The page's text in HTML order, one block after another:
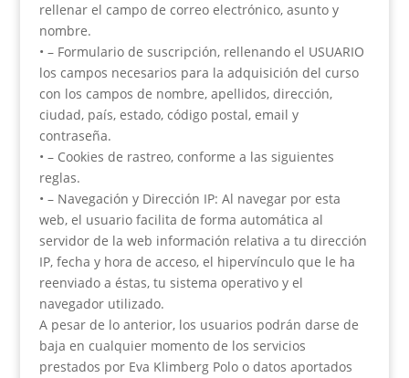
rellenar el campo de correo electrónico, asunto y
nombre.
• – Formulario de suscripción, rellenando el USUARIO
los campos necesarios para la adquisición del curso
con los campos de nombre, apellidos, dirección,
ciudad, país, estado, código postal, email y
contraseña.
• – Cookies de rastreo, conforme a las siguientes
reglas.
• – Navegación y Dirección IP: Al navegar por esta
web, el usuario facilita de forma automática al
servidor de la web información relativa a tu dirección
IP, fecha y hora de acceso, el hipervínculo que le ha
reenviado a éstas, tu sistema operativo y el
navegador utilizado.
A pesar de lo anterior, los usuarios podrán darse de
baja en cualquier momento de los servicios
prestados por Eva Klimberg Polo o datos aportados